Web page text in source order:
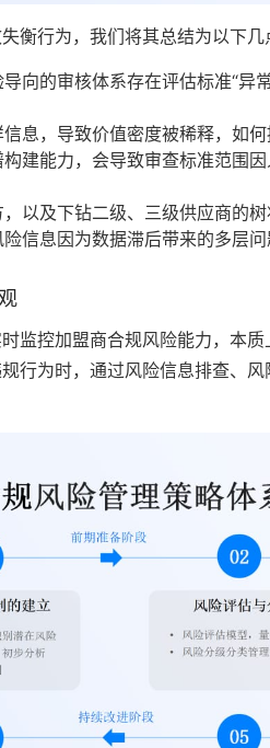
衡行为，我们将其总结为以下几
向的审核体系存在评估标准“
息，导致价值密度被稀释，如
建能力，会导致审查标准范围
以及下钻二级、三级供应商的
信息因为数据滞后带来的多层问
监控加盟商合规风险能力，本
行为时，通过风险信息排查、